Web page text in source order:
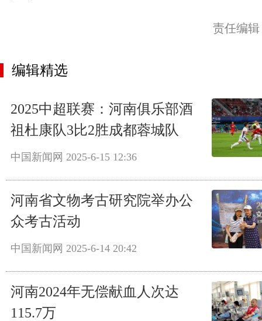
责任编
编辑精选
2025中超联赛：河南俱乐部酒
祖杜康队3比2胜成都蓉城队
中国新闻网 2025-6-15 12:36
河南省文物考古研究院举办公
众考古活动
中国新闻网 2025-6-14 20:42
河南2024年无偿献血人次达
115.7万